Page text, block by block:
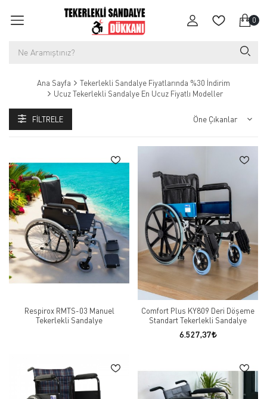
0
Ana Sayfa
Tekerlekli Sandalye Fiyatlarında %30 İndirim
Ucuz Tekerlekli Sandalye En Ucuz Fiyatlı Modeller
FILTRELE
Respirox RMTS-03 Manuel
Tekerlekli Sandalye
Comfort Plus KY809 Deri Döşeme
Standart Tekerlekli Sandalye
6.527,37